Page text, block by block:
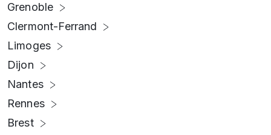
Grenoble
Clermont-Ferrand
Limoges
Dijon
Nantes
Rennes
Brest